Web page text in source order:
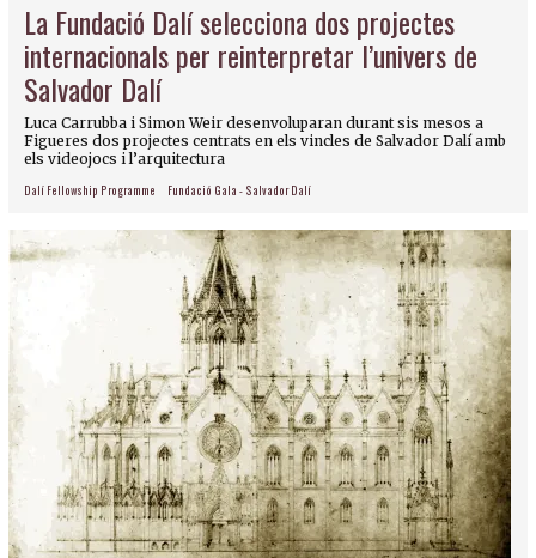
La Fundació Dalí selecciona dos projectes
internacionals per reinterpretar l’univers de
Salvador Dalí
Luca Carrubba i Simon Weir desenvoluparan durant sis mesos a
Figueres dos projectes centrats en els vincles de Salvador Dalí amb
els videojocs i l’arquitectura
Dalí Fellowship Programme Fundació Gala - Salvador Dalí